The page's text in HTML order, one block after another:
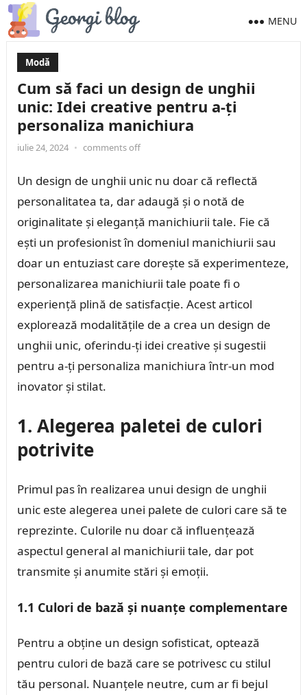
MENU
Modă
Cum să faci un design de unghii
unic: Idei creative pentru a-ți
personaliza manichiura
iulie 24, 2024 • comments off
Un design de unghii unic nu doar că reflectă
personalitatea ta, dar adaugă și o notă de
originalitate și eleganță manichiurii tale. Fie că
ești un profesionist în domeniul manichiurii sau
doar un entuziast care dorește să experimenteze,
personalizarea manichiurii tale poate fi o
experiență plină de satisfacție. Acest articol
explorează modalitățile de a crea un design de
unghii unic, oferindu-ți idei creative și sugestii
pentru a-ți personaliza manichiura într-un mod
inovator și stilat.
1. Alegerea paletei de culori
potrivite
Primul pas în realizarea unui design de unghii
unic este alegerea unei palete de culori care să te
reprezinte. Culorile nu doar că influențează
aspectul general al manichiurii tale, dar pot
transmite și anumite stări și emoții.
1.1 Culori de bază și nuanțe complementare
Pentru a obține un design sofisticat, optează
pentru culori de bază care se potrivesc cu stilul
tău personal. Nuanțele neutre, cum ar fi bejul